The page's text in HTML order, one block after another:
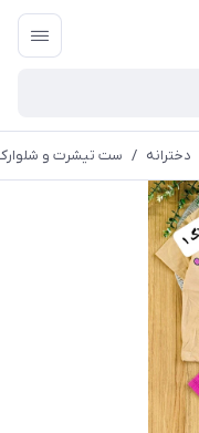
دخترانه / ست تیشرت و شلوارک